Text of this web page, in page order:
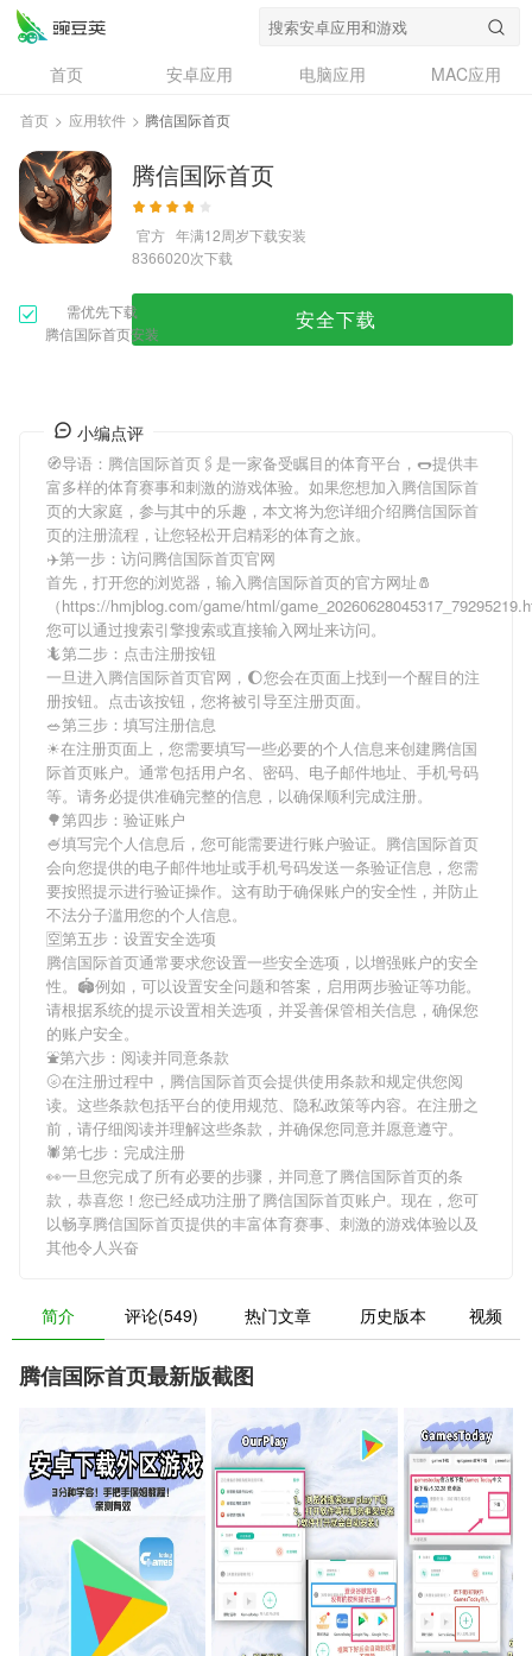
首页 安卓应用 电脑应用
MAC应用
资讯
专题
问答
首页 > 应用软件 > 腾信国际首页
腾信国际首页
官方 年满12周岁下载安装
8366020次下载
需优先下载
腾信国际首页安装
安全下载
小编点评
🧭导语： 腾信国际首页 🖇是一家备受瞩目的体育平台，🌭提供丰
富多样的体育赛事和刺激的游戏体验。如果您想加入腾信国际首
页的大家庭，参与其中的乐趣，本文将为您详细介绍腾信国际首
页的注册流程，让您轻松开启精彩的体育之旅。
✈️第一步：访问腾信国际首页官网
首先，打开您的浏览器，输入腾信国际首页的官方网址🧂
（https://hmjblog.com/game/html/
您可以通过搜索引擎搜索或直接输入网址来访问。
🦎第二步：点击注册按钮
一旦进入腾信国际首页官网，🌔您会在页面上找到一个醒目的注
册按钮。点击该按钮，您将被引导至注册页面。
🥗第三步：填写注册信息
☀在注册页面上，您需要填写一些必要的个人信息来创建腾信国
际首页账户。通常包括用户名、密码、电子邮件地址、手机号码
等。请务必提供准确完整的信息，以确保顺利完成注册。
🌳第四步：验证账户
🍧填写完个人信息后，您可能需要进行账户验证。 腾信国际首页
会向您提供的电子邮件地址或手机号码发送一条验证信息，您需
要按照提示进行验证操作。这有助于确保账户的安全性，并防止
不法分子滥用您的个人信息。
🈳第五步：设置安全选项
腾信国际首页通常要求您设置一些安全选项，以增强账户的安全
性。🏟例如，可以设置安全问题和答案，启用两步验证等功能。
请根据系统的提示设置相关选项，并妥善保管相关信息，确保您
的账户安全。
⛲️第六步：阅读并同意条款
🌝在注册过程中， 腾信国际首页会提供使用条款和规定供您阅
读。这些条款包括平台的使用规范、隐私政策等内容。在注册之
前，请仔细阅读并理解这些条款，并确保您同意并愿意遵守。
🕷第七步：完成注册
👀一旦您完成了所有必要的步骤，并同意了腾信国际首页的条
款，恭喜您！您已经成功注册了腾信国际首页账户。现在，您可
以畅享腾信国际首页提供的丰富体育赛事、刺激的游戏体验以及
其他令人兴奋
简介 评论(549) 热门文章 历史版本 视频
腾信国际首页最新版截图